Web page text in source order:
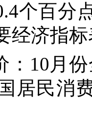
个百分
经济指
10月
居民消